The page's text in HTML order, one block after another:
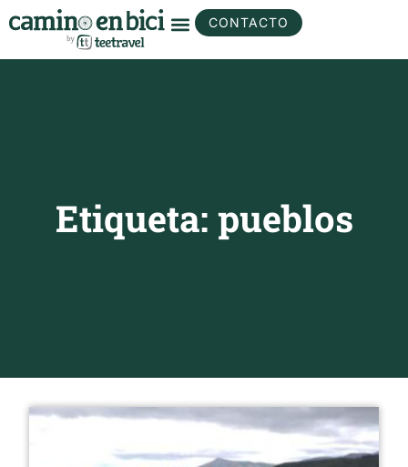
CONTACTO
Etiqueta: pueblos